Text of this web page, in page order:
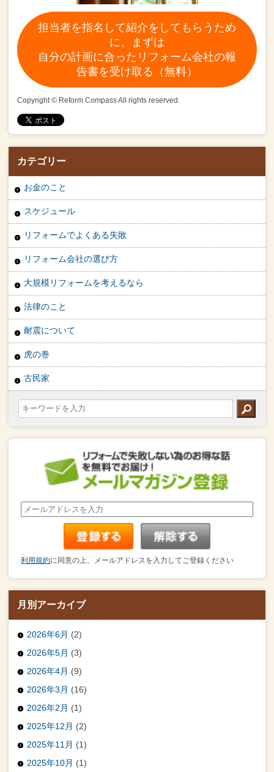
担当者を指名して紹介をしてもらうため
に、まずは
自分の計画に合ったリフォーム会社の報
告書を受け取る（無料）
Copyright © Reform Compass All rights reserved.
カテゴリー
お金のこと
スケジュール
リフォームでよくある失敗
リフォーム会社の選び方
大規模リフォームを考えるなら
法律のこと
耐震について
虎の巻
古民家
利用規約に同意の上、メールアドレスを入力してご登録ください
月別アーカイブ
2026年6月 (2)
2026年5月 (3)
2026年4月 (9)
2026年3月 (16)
2026年2月 (1)
2025年12月 (2)
2025年11月 (1)
2025年10月 (1)